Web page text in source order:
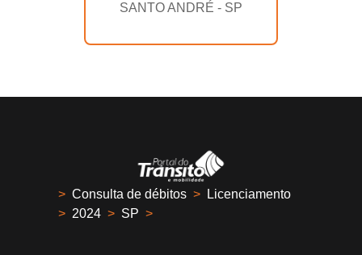
SANTO ANDRÉ - SP
> Consulta de débitos >
Licenciamento
> 2024 > SP >